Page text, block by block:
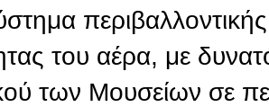
του αέρα, με
των Μουσείων σε